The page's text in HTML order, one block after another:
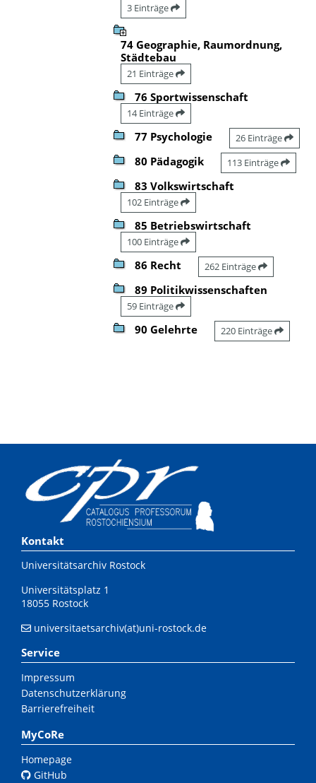
3 Einträge
74 Geographie, Raumordnung,
Städtebau
21 Einträge
76 Sportwissenschaft
14 Einträge
77 Psychologie 26 Einträge
80 Pädagogik 113 Einträge
83 Volkswirtschaft
102 Einträge
85 Betriebswirtschaft
100 Einträge
86 Recht 262 Einträge
89 Politikwissenschaften
59 Einträge
90 Gelehrte 220 Einträge
Kontakt
Universitätsarchiv Rostock
Universitätsplatz 1
18055 Rostock
universitaetsarchiv(at)uni-rostock.de
Service
Impressum
Datenschutzerklärung
Barrierefreiheit
MyCoRe
Homepage
GitHub